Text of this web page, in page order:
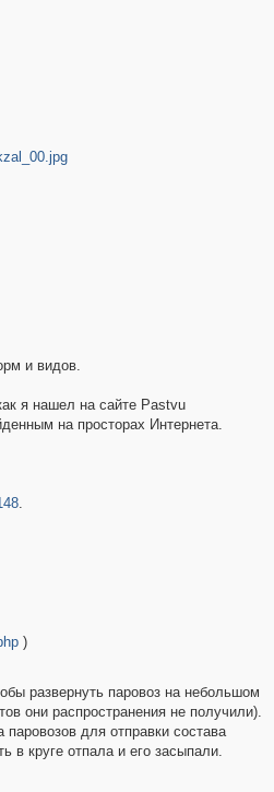
и видов.
я нашел на сайте Pastvu
на просторах Интернета.
.
)
развернуть паровоз на небольшом
они распространения не получили).
для отправки состава
в круге отпала и его засыпали.